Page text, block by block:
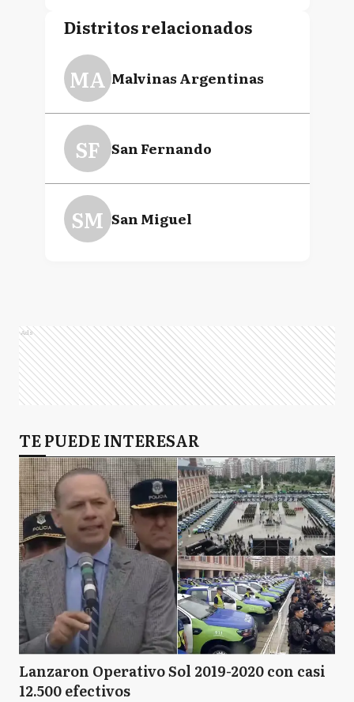
Distritos relacionados
MA Malvinas Argentinas
SF San Fernando
SM San Miguel
Ads
TE PUEDE INTERESAR
Lanzaron Operativo Sol 2019-2020 con casi
12.500 efectivos